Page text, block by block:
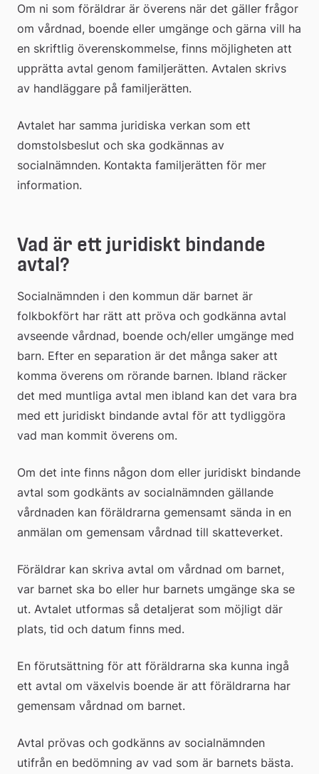
k
o
m
m
u
n
Om ni som föräldrar är överens när det gäller frågor
om vårdnad, boende eller umgänge och gärna vill ha
en skriftlig överenskommelse, finns möjligheten att
upprätta avtal genom familjerätten. Avtalen skrivs
av handläggare på familjerätten.
Avtalet har samma juridiska verkan som ett
domstolsbeslut och ska godkännas av
socialnämnden. Kontakta familjerätten för mer
information.
Vad är ett juridiskt bindande
avtal?
Socialnämnden i den kommun där barnet är
folkbokfört har rätt att pröva och godkänna avtal
avseende vårdnad, boende och/eller umgänge med
barn. Efter en separation är det många saker att
komma överens om rörande bar­nen. Ibland räcker
det med muntliga avtal men ibland kan det vara bra
med ett juridiskt bindande avtal för att tydliggöra
vad man kommit överens om.
Om det inte finns någon dom eller juridiskt bindande
avtal som godkänts av socialnämnden gällande
vårdnaden kan föräldrarna gemensamt sända in en
anmälan om gemensam vårdnad till skatteverket.
Föräldrar kan skriva avtal om vårdnad om barnet,
var barnet ska bo eller hur barnets umgänge ska se
ut. Avtalet utformas så detaljerat som möjligt där
plats, tid och datum finns med.
En förutsättning för att föräldrarna ska kunna ingå
ett avtal om växelvis boende är att föräldrarna har
gemensam vårdnad om barnet.
Avtal prövas och godkänns av socialnämnden
utifrån en bedömning av vad som är barnets bästa.